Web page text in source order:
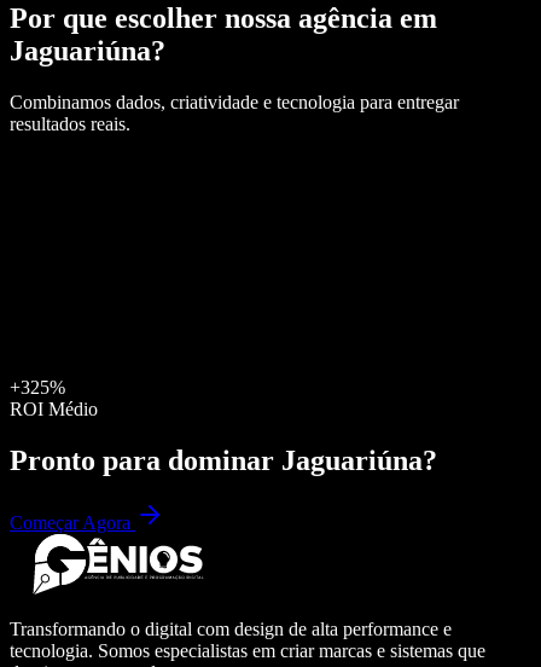
Por que escolher nossa agência em
Jaguariúna?
Combinamos dados, criatividade e tecnologia para entregar
resultados reais.
+325%
ROI Médio
Pronto para dominar Jaguariúna?
Começar Agora
Transformando o digital com design de alta performance e
tecnologia. Somos especialistas em criar marcas e sistemas que